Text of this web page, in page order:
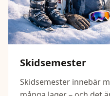
Skidsemester
Skidsemester innebär